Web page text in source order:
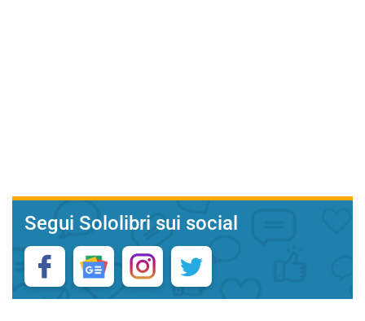
Segui Sololibri sui social